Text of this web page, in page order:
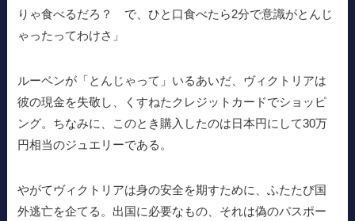
りゃ食べるだろ？ で、ひと口食べたら2分で意識がとんじ
ゃったってわけさ」
ルーベンが「とんじゃって」いるあいだ、ヴィクトリアは
彼の現金を失敬し、くすねたクレジットカードでショッピ
ング。ちなみに、このとき購入したのは日本円にして30万
円相当のジュエリーである。
やがてヴィクトリアは身の安全を期すために、ふたたび国
外逃亡を企てる。出国に必要なもの、それは偽のパスポー